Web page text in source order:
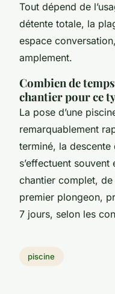
Tout dépend de
détente totale, la
espace
amplement.
Combien de
chantier pour ce
La pose d’une
remarquablement
terminé, la
s’effectuent
chantier complet,
premier plongeon,
7 jours, selon les
piscine